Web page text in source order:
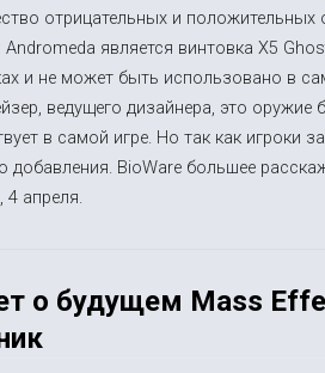
отрицательных и
является винтовка X5
и не может быть использовано в
ведущего дизайнера, это
в самой игре. Но так как игроки
BioWare большее
апреля.
о будущем Mass